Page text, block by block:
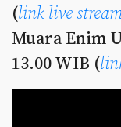
(link live
Muara Enim
13.00 WIB (